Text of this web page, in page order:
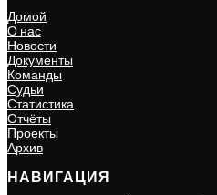
Домой
О нас
Новости
Документы
Команды
Судьи
Статистика
Отчёты
Проекты
Архив
НАВИГАЦИЯ